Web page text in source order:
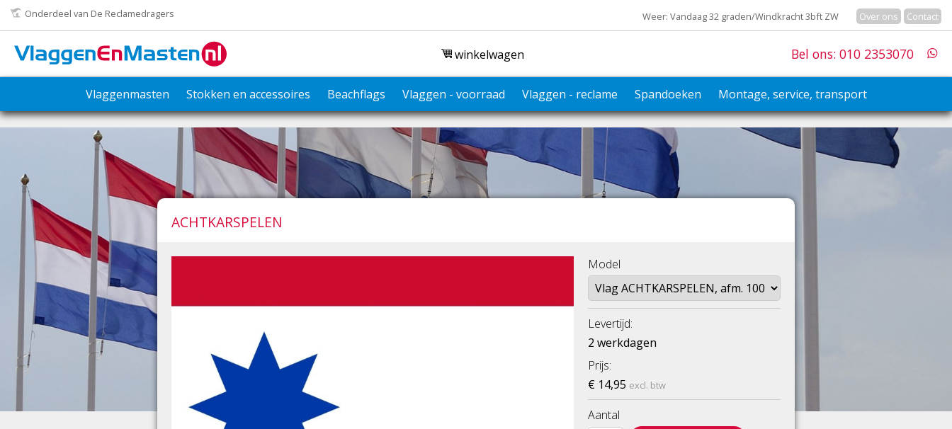
Onderdeel van De Reclamedragers Weer: Vandaag 32 graden/Windkracht 3bft ZW Over ons Contact
winkelwagen Bel ons: 010 2353070
Vlaggenmasten Stokken en accessoires Beachflags Vlaggen - voorraad Vlaggen - reclame Spandoeken Montage, service, transport
ACHTKARSPELEN
Model
Levertijd:
2 werkdagen
Prijs:
€ 14,95 excl. btw
Aantal